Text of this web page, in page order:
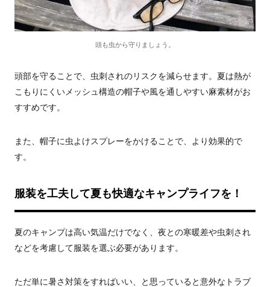
頭も虫から守りましょう。
頭部を守ることで、虫刺されのリスクを減らせます。夏は熱が
こもりにくいメッシュ構造の帽子や風を通しやすい麻素材がお
すすめです。
また、帽子に虫よけスプレーをかけることで、より効果的で
す。
服装を工夫して夏も快適なキャンプライフを！
夏のキャンプは高い気温だけでなく、夜との寒暖差や虫刺され
などを考慮して服装を選ぶ必要があります。
ただ単に暑さ対策をすればいい、と思っていると意外なトラブ